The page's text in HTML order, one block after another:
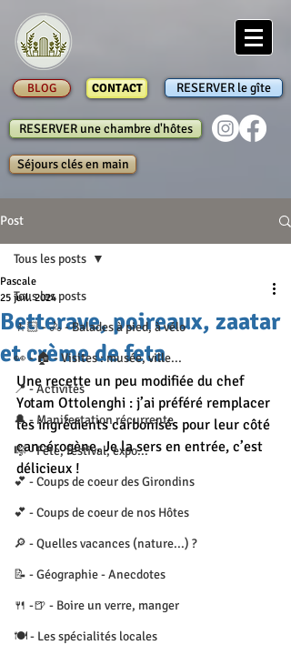
BLOG CONTACT RESERVER le gîte
RESERVER une chambre d'hôtes
Séjours clés en main
Post
Tous les posts
🚶🏻 - 🚴 - Balades à pied, à vélo
👀 - 🏠 - Visites : musée, ville...
📍 - Activités
🔔 - Manifestation récurrente
🎼 - Fête, festival, expo...
💕 - Coups de coeur des Girondins
💕 - Coups de coeur de nos Hôtes
🔎 - Quelles vacances (nature...) ?
📝 - Géographie - Anecdotes
🍴 -🍺 - Boire un verre, manger
🍽 - Les spécialités locales
Tous les posts
Betterave, poireaux, zaatar
et crème de feta
Pascale
25 juil. 2024
Une recette un peu modifiée du chef
Yotam Ottolenghi : j’ai préféré remplacer
les ingrédients carbonisés pour leur côté
cancérogène. Je la sers en entrée, c’est
délicieux !